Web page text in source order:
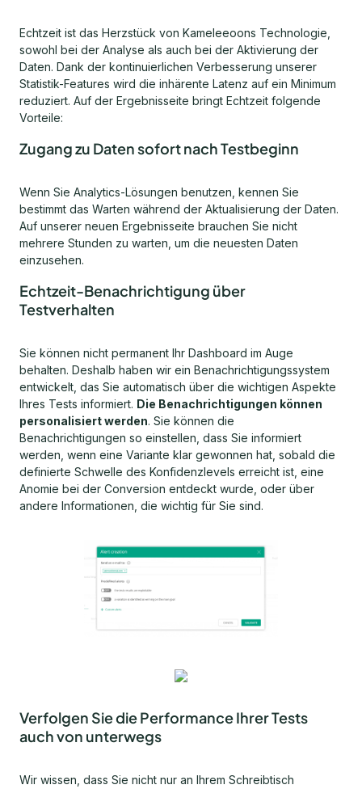
Echtzeit ist das Herzstück von Kameleeoons Technologie,
sowohl bei der Analyse als auch bei der Aktivierung der
Daten. Dank der kontinuierlichen Verbesserung unserer
Statistik-Features wird die inhärente Latenz auf ein Minimum
reduziert. Auf der Ergebnisseite bringt Echtzeit folgende
Vorteile:
Zugang zu Daten sofort nach Testbeginn
Wenn Sie Analytics-Lösungen benutzen, kennen Sie
bestimmt das Warten während der Aktualisierung der Daten.
Auf unserer neuen Ergebnisseite brauchen Sie nicht
mehrere Stunden zu warten, um die neuesten Daten
einzusehen.
Echtzeit-Benachrichtigung über
Testverhalten
Sie können nicht permanent Ihr Dashboard im Auge
behalten. Deshalb haben wir ein Benachrichtigungssystem
entwickelt, das Sie automatisch über die wichtigen Aspekte
Ihres Tests informiert. Die Benachrichtigungen können
personalisiert werden. Sie können die
Benachrichtigungen so einstellen, dass Sie informiert
werden, wenn eine Variante klar gewonnen hat, sobald die
definierte Schwelle des Konfidenzlevels erreicht ist, eine
Anomie bei der Conversion entdeckt wurde, oder über
andere Informationen, die wichtig für Sie sind.
Verfolgen Sie die Performance Ihrer Tests
auch von unterwegs
Wir wissen, dass Sie nicht nur an Ihrem Schreibtisch